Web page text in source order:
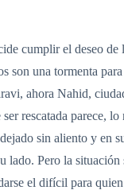
cumplir el deseo
una tormenta
ahora Nahid,
rescatada parece,
sin aliento y
lado. Pero la
el difícil para